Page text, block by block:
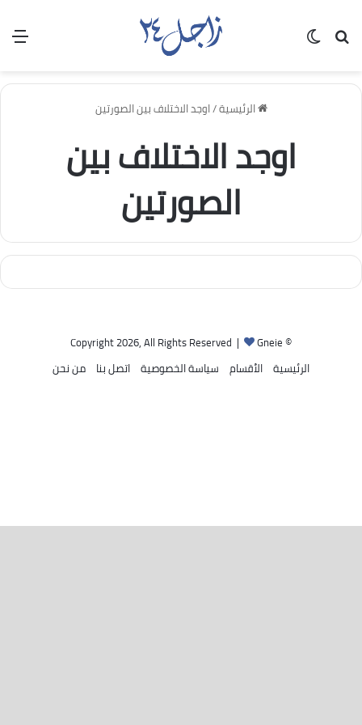
بحث عن
الرئيسية/اوجد الاختلاف بين الصورتين
اوجد الاختلاف بين
الصورتين
© Copyright 2026, All Rights Reserved |
Gneie
الرئيسية الأقسام سياسة الخصوصية اتصل بنا من نحن